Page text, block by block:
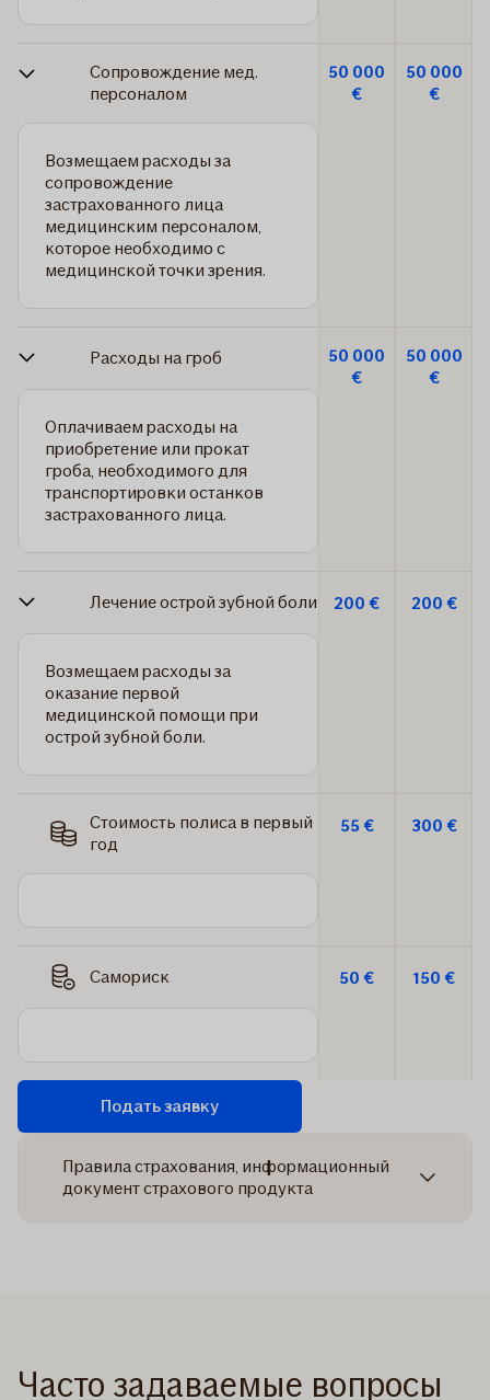
Сопровождение мед.
персоналом
Возмещаем расходы за
сопровождение
застрахованного лица
медицинским персоналом,
которое необходимо с
медицинской точки зрения.
50 000
€
50 000
€
Расходы на гроб
Оплачиваем расходы на
приобретение или прокат
гроба, необходимого для
транспортировки останков
застрахованного лица.
50 000
€
50 000
€
Лечение острой зубной боли
Возмещаем расходы за
оказание первой
медицинской помощи при
острой зубной боли.
200 € 200 €
Стоимость полиса в первый
год
55 € 300 €
Самориск 50 € 150 €
Подать заявку
Правила страхования, информационный
документ страхового продукта
Часто задаваемые вопросы